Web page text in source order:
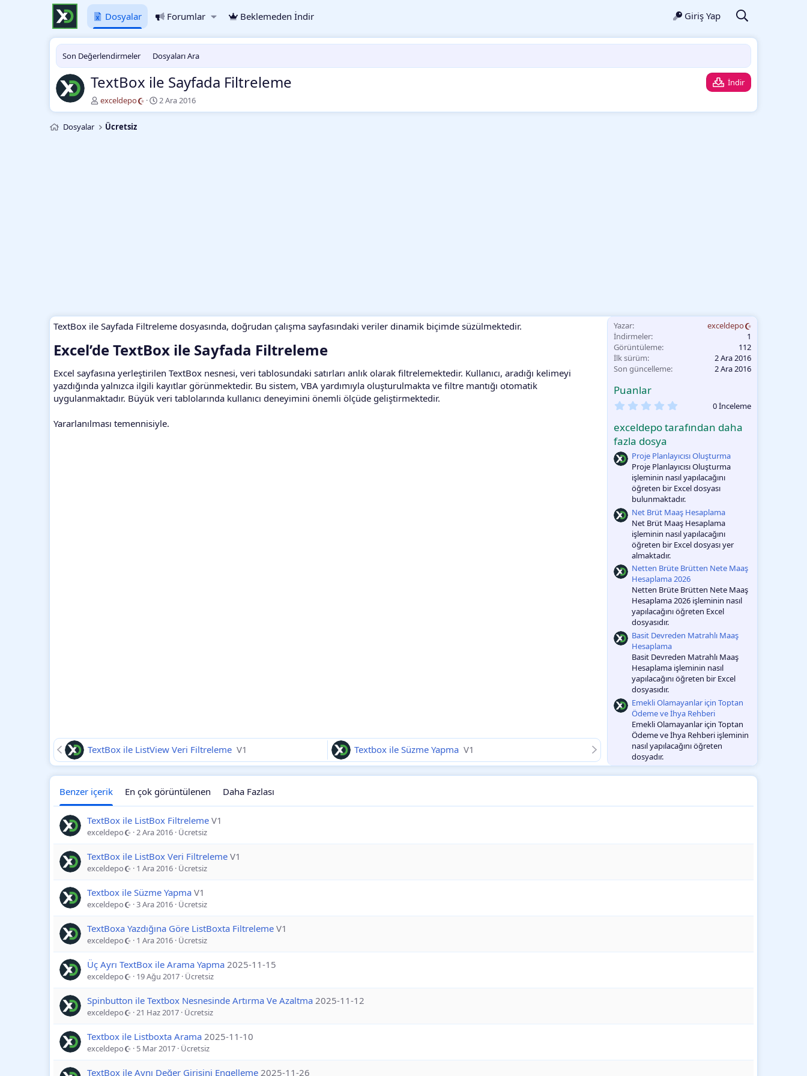
Dosyalar Forumlar Beklemeden İndir Giriş Yap
Son Değerlendirmeler Dosyaları Ara
TextBox ile Sayfada Filtreleme
İndir
Y
a
a
exceldepo
O
l
2 Ara 2016
Dosyalar Ücretsiz
TextBox ile Sayfada Filtreleme dosyasında, doğrudan çalışma sayfasındaki veriler dinamik biçimde süzülmektedir.
Excel’de TextBox ile Sayfada Filtreleme​
Excel sayfasına yerleştirilen TextBox nesnesi, veri tablosundaki satırları anlık olarak filtrelemektedir. Kullanıcı, aradığı kelimeyi
yazdığında yalnızca ilgili kayıtlar görünmektedir. Bu sistem, VBA yardımıyla oluşturulmakta ve filtre mantığı otomatik
uygulanmaktadır. Büyük veri tablolarında kullanıcı deneyimini önemli ölçüde geliştirmektedir.
Yararlanılması temennisiyle.
TextBox ile ListView Veri Filtreleme V1 Textbox ile Süzme Yapma V1
Yazar
exceldepo
İndirmeler
1
Görüntüleme
112
İlk sürüm
2 Ara 2016
Son güncelleme
2 Ara 2016
Puanlar
0
l
a
m
a
0 İnceleme
exceldepo tarafından daha
fazla dosya
Proje Planlayıcısı Oluşturma
Proje Planlayıcısı Oluşturma
işleminin nasıl yapılacağını
öğreten bir Excel dosyası
bulunmaktadır.
Net Brüt Maaş Hesaplama
Net Brüt Maaş Hesaplama
işleminin nasıl yapılacağını
öğreten bir Excel dosyası yer
almaktadır.
Netten Brüte Brütten Nete Maaş
Hesaplama 2026
Netten Brüte Brütten Nete Maaş
Hesaplama 2026 işleminin nasıl
yapılacağını öğreten Excel
dosyasıdır.
Basit Devreden Matrahlı Maaş
Hesaplama
Basit Devreden Matrahlı Maaş
Hesaplama işleminin nasıl
yapılacağını öğreten bir Excel
dosyasıdır.
Emekli Olamayanlar için Toptan
Ödeme ve İhya Rehberi
Emekli Olamayanlar için Toptan
Ödeme ve İhya Rehberi işleminin
nasıl yapılacağını öğreten
dosyadır.
Benzer içerik En çok görüntülenen Daha Fazlası
TextBox ile ListBox Filtreleme V1
exceldepo 2 Ara 2016 Ücretsiz
TextBox ile ListBox Veri Filtreleme V1
exceldepo 1 Ara 2016 Ücretsiz
Textbox ile Süzme Yapma V1
exceldepo 3 Ara 2016 Ücretsiz
TextBoxa Yazdığına Göre ListBoxta Filtreleme V1
exceldepo 1 Ara 2016 Ücretsiz
Üç Ayrı TextBox ile Arama Yapma 2025-11-15
exceldepo 19 Ağu 2017 Ücretsiz
Spinbutton ile Textbox Nesnesinde Artırma Ve Azaltma 2025-11-12
exceldepo 21 Haz 2017 Ücretsiz
Textbox ile Listboxta Arama 2025-11-10
exceldepo 5 Mar 2017 Ücretsiz
TextBox ile Aynı Değer Girişini Engelleme 2025-11-26